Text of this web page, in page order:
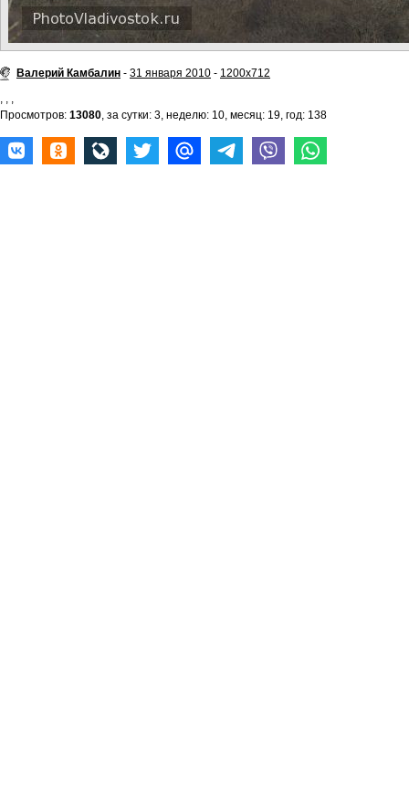
Валерий Камбалин - 31 января 2010 - 1200x712
, , ,
Просмотров: 13080, за сутки: 3, неделю: 10, месяц: 19, год: 138